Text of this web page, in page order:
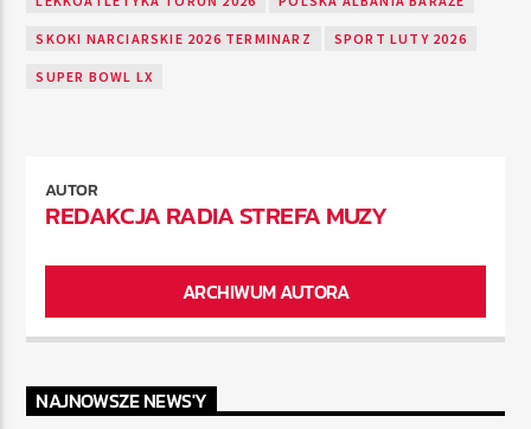
SKOKI NARCIARSKIE 2026 TERMINARZ SPORT LUTY 2026
SUPER BOWL LX
AUTOR
REDAKCJA RADIA STREFA MUZY
ARCHIWUM AUTORA
NAJNOWSZE NEWS'Y